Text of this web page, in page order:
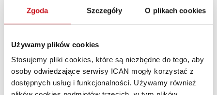
Zgoda Szczegóły O plikach cookies
Używamy plików cookies
Stosujemy pliki cookies, które są niezbędne do tego, aby
osoby odwiedzające serwisy ICAN mogły korzystać z
dostępnych usług i funkcjonalności. Używamy również
Sięgnij po książkę naukowca z MIT, która w prowokujący
sposób tłumaczy, jak to się stało, że siły, które do tej pory